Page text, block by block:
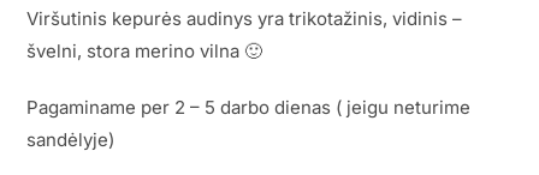
Viršutinis kepurės audinys yra trikotažinis, vidinis –
švelni, stora merino vilna 🙂
Pagaminame per 2 – 5 darbo dienas ( jeigu neturime
sandėlyje)